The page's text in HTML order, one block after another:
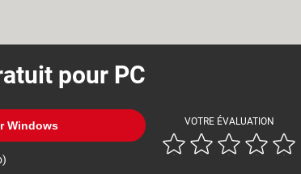
pour PC
Windows VOTRE ÉVALUATION